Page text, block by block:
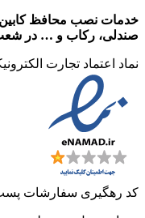
خدمات نصب محافظ
صندلی، رکاب و … در
نماد اعتماد تجارت
کد رهگیری سفارشات پست